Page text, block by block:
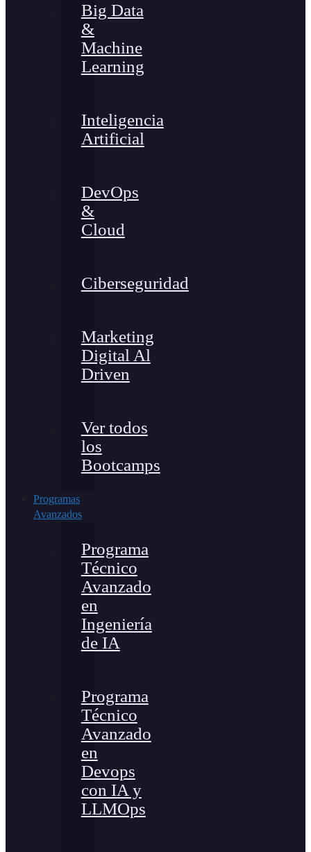
Big Data
&
Machine
Learning
Inteligencia
Artificial
DevOps
&
Cloud
Ciberseguridad
Marketing
Digital Al
Driven
Ver todos
los
Bootcamps
Programas
Avanzados
Programa
Técnico
Avanzado
en
Ingeniería
de IA
Programa
Técnico
Avanzado
en
Devops
con IA y
LLMOps